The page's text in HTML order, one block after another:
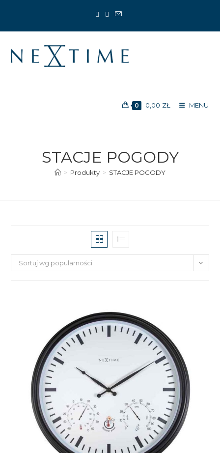
0 0,00 ZŁ MENU
STACJE POGODY
> Produkty > STACJE POGODY
Sortuj wg popularności